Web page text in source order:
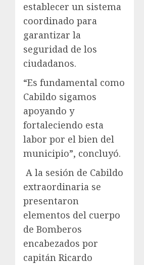
establecer un sistema
coordinado para
garantizar la
seguridad de los
ciudadanos.
“Es fundamental como
Cabildo sigamos
apoyando y
fortaleciendo esta
labor por el bien del
municipio”, concluyó.
A la sesión de Cabildo
extraordinaria se
presentaron
elementos del cuerpo
de Bomberos
encabezados por
capitán Ricardo